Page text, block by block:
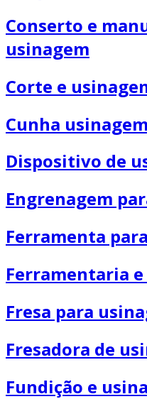
Conserto e
usinagem
Corte e
Cunha usinagem
Dispositivo de
Engrenagem
Ferramenta
Ferramentaria
Fresa para
Fresadora de
Fundição e